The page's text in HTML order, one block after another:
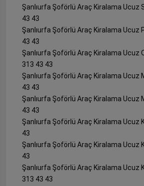
Şanlıurfa Şoförlü Araç Kiralama Ucuz
43 43
Şanlıurfa Şoförlü Araç Kiralama Ucuz
43 43
Şanlıurfa Şoförlü Araç Kiralama Ucuz
313 43 43
Şanlıurfa Şoförlü Araç Kiralama Ucuz
43 43
Şanlıurfa Şoförlü Araç Kiralama Ucuz
43 43
Şanlıurfa Şoförlü Araç Kiralama Ucuz
43
Şanlıurfa Şoförlü Araç Kiralama Ucuz
43
Şanlıurfa Şoförlü Araç Kiralama Ucuz
313 43 43